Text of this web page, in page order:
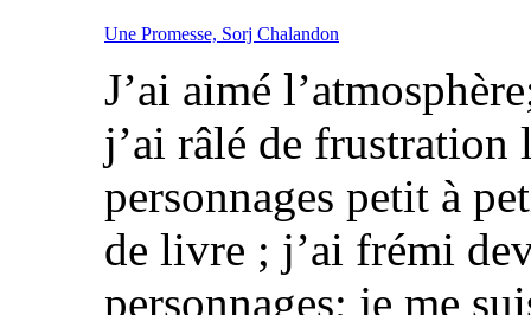
Une Promesse, Sorj Chalandon
J’ai aimé
j’ai râlé de frustration
personnages petit à
de livre ; j’ai frémi
personnages; je me